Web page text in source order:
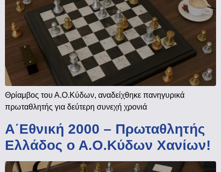
Θρίαμβος του Α.Ο.Κύδων, αναδείχθηκε πανηγυρικά
πρωταθλητής για δεύτερη συνεχή χρονιά
Α΄Εθνική 2000 – Πρωταθλητής
Ελλάδος ο Α.Ο.Κύδων Χανίων!